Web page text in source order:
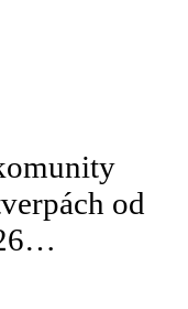
od